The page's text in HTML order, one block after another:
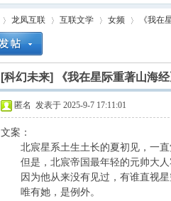
龙凤互联
›
互联文学
›
女频
›
《我在
[科幻未来] 《我在星际重著山海
匿名 发表于 2025-9-7 17:11:01
文案：
北宸星系土生土长的夏初见，一直
但是，北宸帝国最年轻的元帅大人
因为他从来没有见过，有谁直视星
唯有她，是例外。